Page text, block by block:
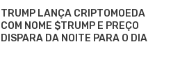
TRUMP LANÇA CRIPTOMOEDA
COM NOME $TRUMP E PREÇO
DISPARA DA NOITE PARA O DIA